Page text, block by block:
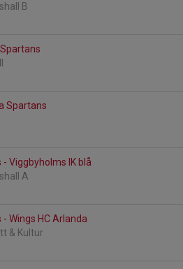
B
Spartans
Viggbyholms IK blå
A
Wings HC Arlanda
& Kultur